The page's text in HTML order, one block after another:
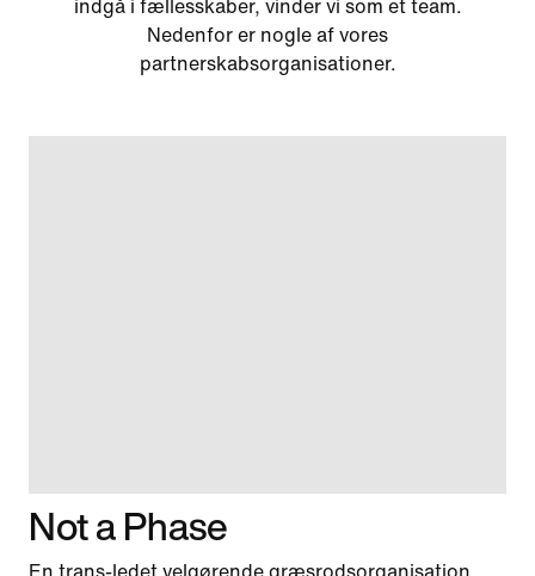
indgå i fællesskaber, vinder vi som et team.
Nedenfor er nogle af vores
partnerskabsorganisationer.
Not a Phase